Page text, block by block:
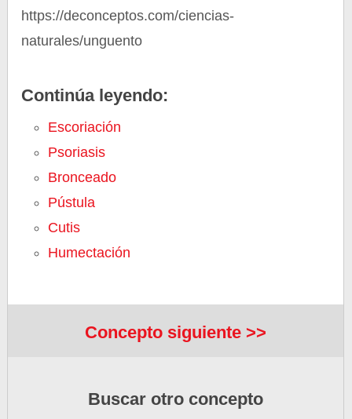
https://deconceptos.com/ciencias-
naturales/unguento
Continúa leyendo:
Escoriación
Psoriasis
Bronceado
Pústula
Cutis
Humectación
Concepto siguiente >>
Buscar otro concepto